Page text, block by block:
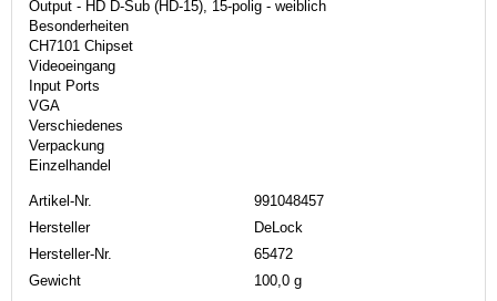
Output - HD D-Sub (HD-15), 15-polig - weiblich
Besonderheiten
CH7101 Chipset
Videoeingang
Input Ports
VGA
Verschiedenes
Verpackung
Einzelhandel
Artikel-Nr.
991048457
Hersteller
DeLock
Hersteller-Nr.
65472
Gewicht
100,0 g